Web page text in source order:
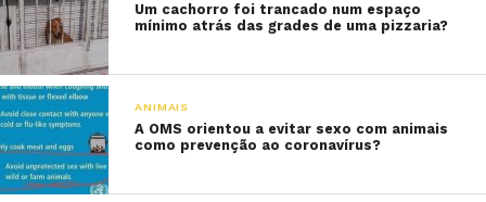
Um cachorro foi trancado num espaço
mínimo atrás das grades de uma pizzaria?
ANIMAIS
A OMS orientou a evitar sexo com animais
como prevenção ao coronavírus?